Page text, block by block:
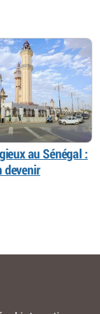
au Sénégal :
devenir